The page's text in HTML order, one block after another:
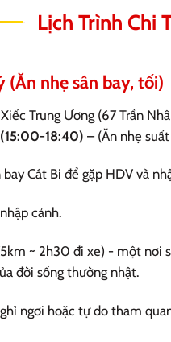
Lịch Trình Chi
(Ăn nhẹ sân bay, tối)
Trung Ương (67 Trần
(15:00-18:40) – (Ăn nhẹ
Cát Bi để gặp HDV và
cảnh.
~ 2h30 đi xe) - một nơi
đời sống thường nhật.
ngơi hoặc tự do tham